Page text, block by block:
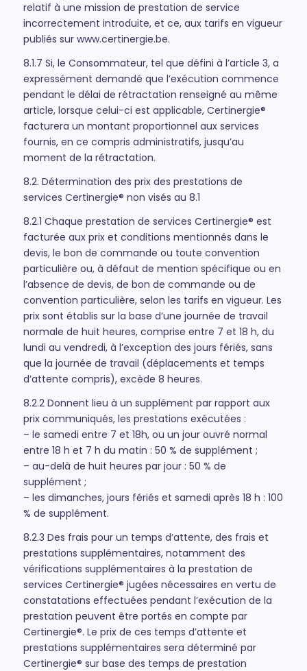
relatif à une mission de prestation de service
incorrectement introduite, et ce, aux tarifs en vigueur
publiés sur www.certinergie.be.
8.1.7 Si, le Consommateur, tel que défini à l’article 3, a
expressément demandé que l’exécution commence
pendant le délai de rétractation renseigné au même
article, lorsque celui-ci est applicable, Certinergie®
facturera un montant proportionnel aux services
fournis, en ce compris administratifs, jusqu’au
moment de la rétractation.
8.2. Détermination des prix des prestations de
services Certinergie® non visés au 8.1
8.2.1 Chaque prestation de services Certinergie® est
facturée aux prix et conditions mentionnés dans le
devis, le bon de commande ou toute convention
particulière ou, à défaut de mention spécifique ou en
l’absence de devis, de bon de commande ou de
convention particulière, selon les tarifs en vigueur. Les
prix sont établis sur la base d’une journée de travail
normale de huit heures, comprise entre 7 et 18 h, du
lundi au vendredi, à l’exception des jours fériés, sans
que la journée de travail (déplacements et temps
d’attente compris), excède 8 heures.
8.2.2 Donnent lieu à un supplément par rapport aux
prix communiqués, les prestations exécutées :
– le samedi entre 7 et 18h, ou un jour ouvré normal
entre 18 h et 7 h du matin : 50 % de supplément ;
– au-delà de huit heures par jour : 50 % de
supplément ;
– les dimanches, jours fériés et samedi après 18 h : 100
% de supplément.
8.2.3 Des frais pour un temps d’attente, des frais et
prestations supplémentaires, notamment des
vérifications supplémentaires à la prestation de
services Certinergie® jugées nécessaires en vertu de
constatations effectuées pendant l’exécution de la
prestation peuvent être portés en compte par
Certinergie®. Le prix de ces temps d’attente et
prestations supplémentaires sera déterminé par
Certinergie® sur base des temps de prestation